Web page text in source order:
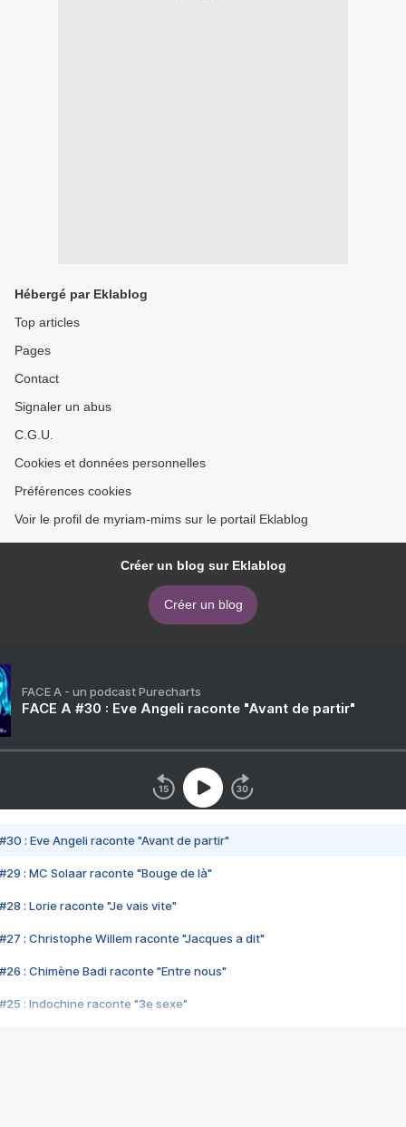
Hébergé par Eklablog
Top articles
Pages
Contact
Signaler un abus
C.G.U.
Cookies et données personnelles
Préférences cookies
Voir le profil de myriam-mims sur le portail Eklablog
Créer un blog sur Eklablog
Créer un blog
FACE A - un podcast Purecharts
FACE A #30 : Eve Angeli raconte "Avant de partir"
#30 : Eve Angeli raconte "Avant de partir"
#29 : MC Solaar raconte "Bouge de là"
#28 : Lorie raconte "Je vais vite"
#27 : Christophe Willem raconte "Jacques a dit"
#26 : Chimène Badi raconte "Entre nous"
#25 : Indochine raconte "3e sexe"